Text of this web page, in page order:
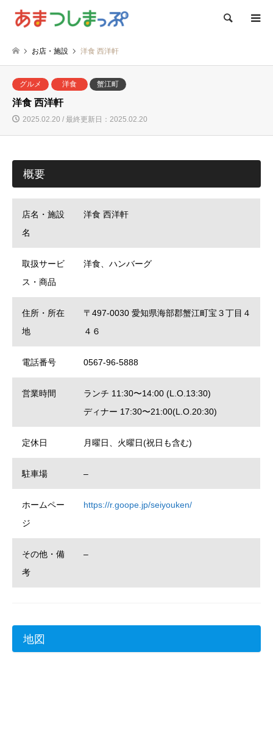
検索
お店・施設 洋食 西洋軒
グルメ 洋食 蟹江町
洋食 西洋軒
2025.02.20 / 最終更新日：2025.02.20
概要
店名・施設
名
洋食 西洋軒
取扱サービ
ス・商品
洋食、ハンバーグ
住所・所在
地
〒497-0030 愛知県海部郡蟹江町宝３丁目４
４６
電話番号 0567-96-5888
営業時間
ランチ 11:30〜14:00 (L.O.13:30)
ディナー 17:30〜21:00(L.O.20:30)
定休日 月曜日、火曜日(祝日も含む)
駐車場 –
ホームペー
ジ
https://r.goope.jp/seiyouken/
その他・備
考
–
地図